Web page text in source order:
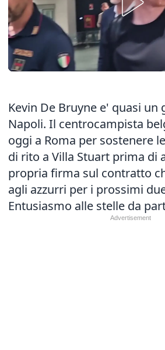
Kevin De Bruyne e' quasi un
Napoli. Il centrocampista
oggi a Roma per sostenere
di rito a Villa Stuart prima di
propria firma sul contratto
agli azzurri per i prossimi
Entusiasmo alle stelle da